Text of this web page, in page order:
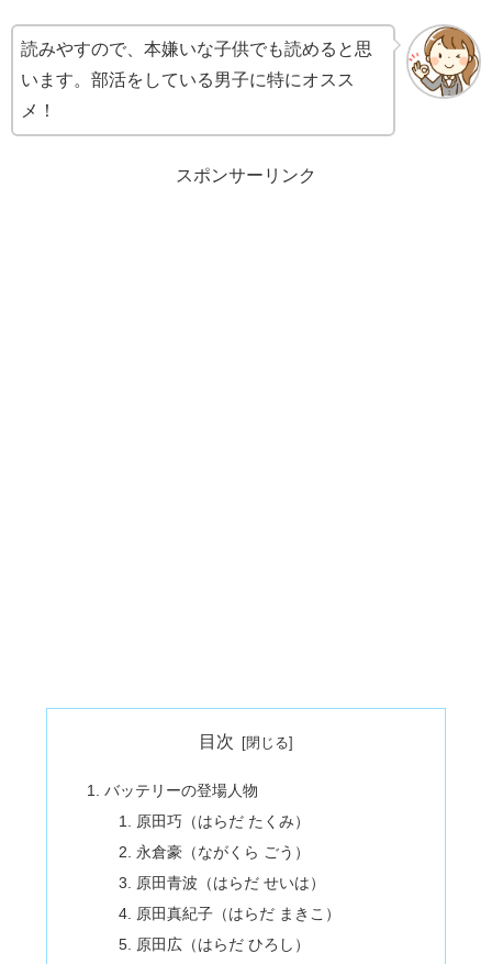
読みやすので、本嫌いな子供でも読めると思
います。部活をしている男子に特にオスス
メ！
スポンサーリンク
目次
バッテリーの登場人物
原田巧（はらだ たくみ）
永倉豪（ながくら ごう）
原田青波（はらだ せいは）
原田真紀子（はらだ まきこ）
原田広（はらだ ひろし）